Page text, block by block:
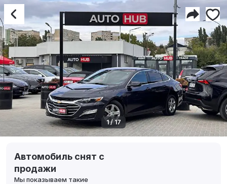
1 / 17
Автомобиль снят с
продажи
Мы показываем такие